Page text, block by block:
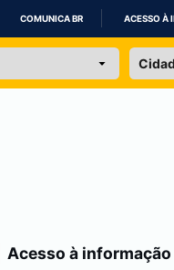
IR
COMUNICA BR ACESSO À
Acesso à informação